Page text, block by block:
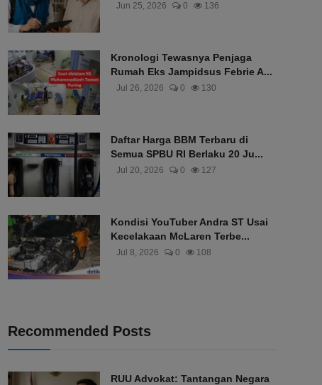
Jun 25, 2026 0 136
Kronologi Tewasnya Penjaga
Rumah Eks Jampidsus Febrie A...
Jul 26, 2026 0 130
Daftar Harga BBM Terbaru di
Semua SPBU RI Berlaku 20 Ju...
Jul 20, 2026 0 127
Kondisi YouTuber Andra ST Usai
Kecelakaan McLaren Terbe...
Jul 8, 2026 0 108
Recommended Posts
RUU Advokat: Tantangan Negara